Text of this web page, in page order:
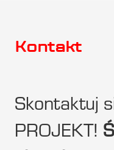
Kontakt
Skontaktuj
PROJEKT!